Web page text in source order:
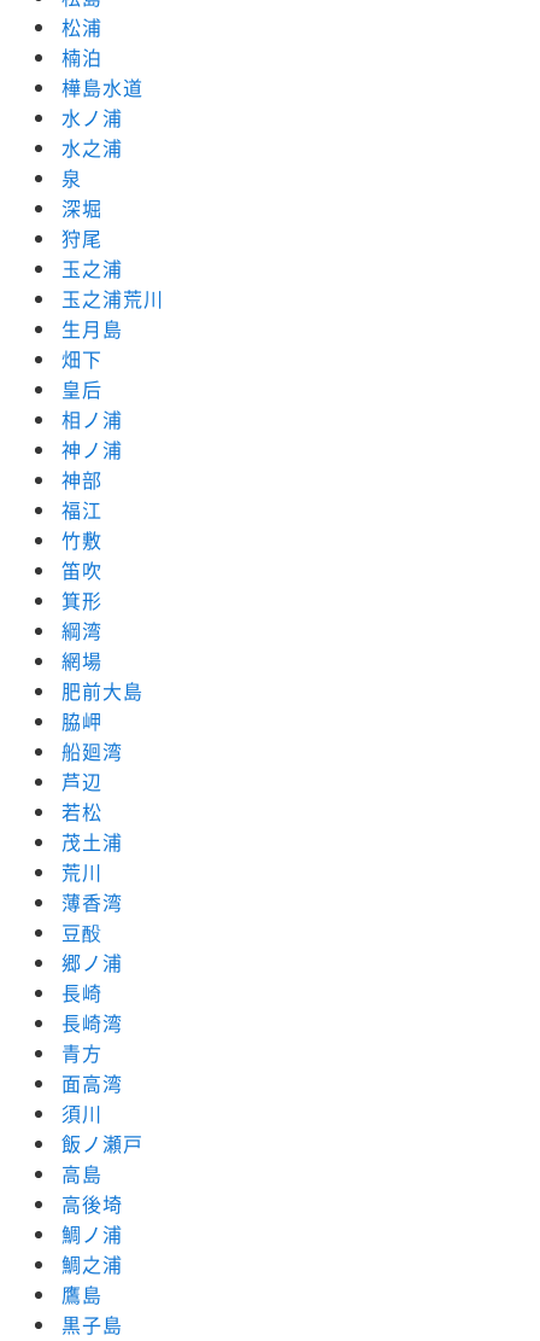
松浦
楠泊
樺島水道
水ノ浦
水之浦
泉
深堀
狩尾
玉之浦
玉之浦荒川
生月島
畑下
皇后
相ノ浦
神ノ浦
神部
福江
竹敷
笛吹
箕形
綱湾
網場
肥前大島
脇岬
船廻湾
芦辺
若松
茂土浦
荒川
薄香湾
豆酘
郷ノ浦
長崎
長崎湾
青方
面高湾
須川
飯ノ瀬戸
高島
高後埼
鯛ノ浦
鯛之浦
鷹島
黒子島